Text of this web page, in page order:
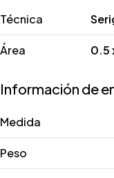
Técnica
Área 0.5
Información de
Medida
Peso